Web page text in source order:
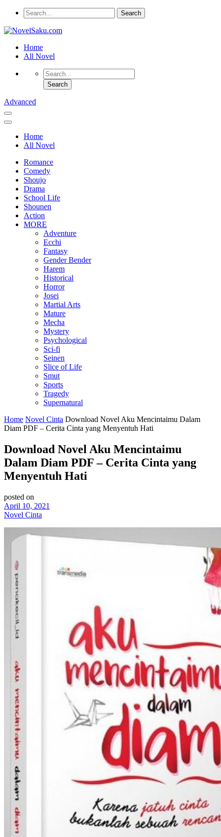
Home
All Novel
Advanced
Home
All Novel
Romance
Comedy
Shoujo
Drama
School Life
Shounen
Action
MORE
Adventure
Ecchi
Fantasy
Gender Bender
Harem
Historical
Horror
Josei
Martial Arts
Mature
Mecha
Mystery
Psychological
Sci-fi
Seinen
Slice of Life
Smut
Sports
Tragedy
Supernatural
Home Novel Cinta Download Novel Aku Mencintaimu Dalam
Diam PDF – Cerita Cinta yang Menyentuh Hati
Download Novel Aku Mencintaimu
Dalam Diam PDF – Cerita Cinta yang
Menyentuh Hati
posted on
April 10, 2021
Novel Cinta